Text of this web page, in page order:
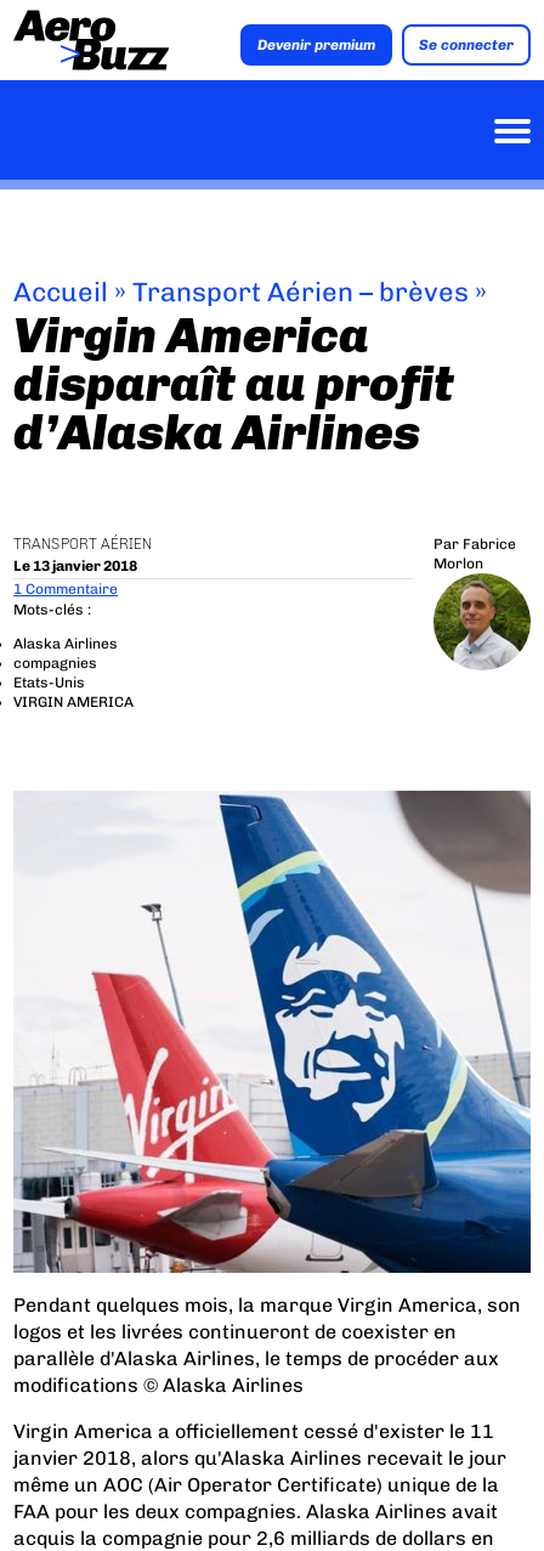
Devenir premium Se connecter
Accueil »Transport Aérien – brèves »
Virgin America
disparaît au profit
d’Alaska Airlines
TRANSPORT AÉRIEN
Le 13 janvier 2018
Par Fabrice
Morlon
1 Commentaire
Mots-clés :
Alaska Airlines
compagnies
Etats-Unis
VIRGIN AMERICA
Pendant quelques mois, la marque Virgin America, son
logos et les livrées continueront de coexister en
parallèle d'Alaska Airlines, le temps de procéder aux
modifications © Alaska Airlines
Virgin America a officiellement cessé d'exister le 11
janvier 2018, alors qu'Alaska Airlines recevait le jour
même un AOC (Air Operator Certificate) unique de la
FAA pour les deux compagnies. Alaska Airlines avait
acquis la compagnie pour 2,6 milliards de dollars en